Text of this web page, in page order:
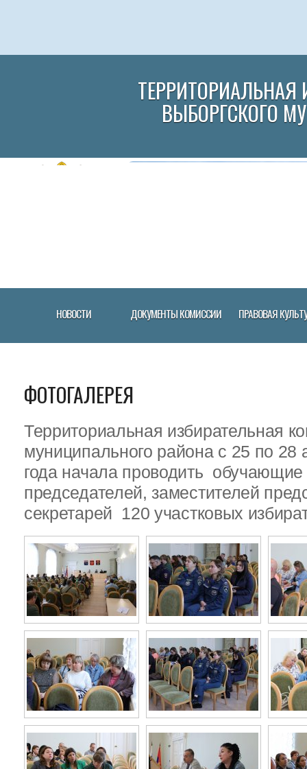
ВЫБОРГСКОГО
НОВОСТИ ДОКУМЕНТЫ КОМИССИИ ПРАВОВАЯ
ФОТОГАЛЕРЕЯ
Территориальная избирательная
муниципального района с 25 по 28
года начала проводить
председателей, заместителей
секретарей 120 участковых